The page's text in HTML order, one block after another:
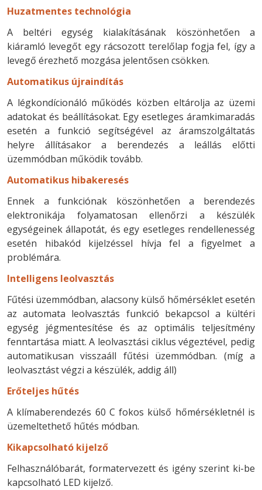
Huzatmentes technológia
A beltéri egység kialakításának köszönhetően a
kiáramló levegőt egy rácsozott terelőlap fogja fel, így a
levegő érezhető mozgása jelentősen csökken.
Automatikus újraindítás
A légkondícionáló működés közben eltárolja az üzemi
adatokat és beállításokat. Egy esetleges áramkimaradás
esetén a funkció segítségével az áramszolgáltatás
helyre állításakor a berendezés a leállás előtti
üzemmódban működik tovább.
Automatikus hibakeresés
Ennek a funkciónak köszönhetően a berendezés
elektronikája folyamatosan ellenőrzi a készülék
egységeinek állapotát, és egy esetleges rendellenesség
esetén hibakód kijelzéssel hívja fel a figyelmet a
problémára.
Intelligens leolvasztás
Fűtési üzemmódban, alacsony külső hőmérséklet esetén
az automata leolvasztás funkció bekapcsol a kültéri
egység jégmentesítése és az optimális teljesítmény
fenntartása miatt. A leolvasztási ciklus végeztével, pedig
automatikusan visszaáll fűtési üzemmódban. (míg a
leolvasztást végzi a készülék, addig áll)
Erőteljes hűtés
A klímaberendezés 60 C fokos külső hőmérsékletnél is
üzemeltethető hűtés módban.
Kikapcsolható kijelző
Felhasználóbarát, formatervezett és igény szerint ki-be
kapcsolható LED kijelző.